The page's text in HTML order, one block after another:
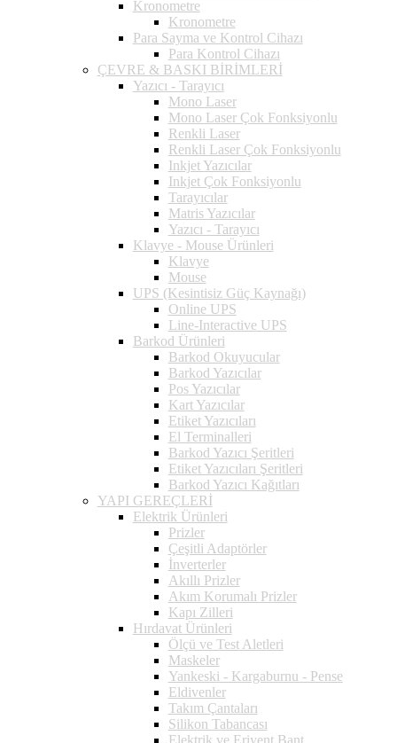
Kronometre
Kronometre
Para Sayma ve Kontrol Cihazı
Para Kontrol Cihazı
ÇEVRE & BASKI BİRİMLERİ
Yazıcı - Tarayıcı
Mono Laser
Mono Laser Çok Fonksiyonlu
Renkli Laser
Renkli Laser Çok Fonksiyonlu
Inkjet Yazıcılar
Inkjet Çok Fonksiyonlu
Tarayıcılar
Matris Yazıcılar
Yazıcı - Tarayıcı
Klavye - Mouse Ürünleri
Klavye
Mouse
UPS (Kesintisiz Güç Kaynağı)
Online UPS
Line-Interactive UPS
Barkod Ürünleri
Barkod Okuyucular
Barkod Yazıcılar
Pos Yazıcılar
Kart Yazıcılar
Etiket Yazıcıları
El Terminalleri
Barkod Yazıcı Şeritleri
Etiket Yazıcıları Şeritleri
Barkod Yazıcı Kağıtları
YAPI GEREÇLERİ
Elektrik Ürünleri
Prizler
Çeşitli Adaptörler
İnverterler
Akıllı Prizler
Akım Korumalı Prizler
Kapı Zilleri
Hırdavat Ürünleri
Ölçü ve Test Aletleri
Maskeler
Yankeski - Kargaburnu - Pense
Eldivenler
Takım Çantaları
Silikon Tabancası
Elektrik ve Eriyent Bant